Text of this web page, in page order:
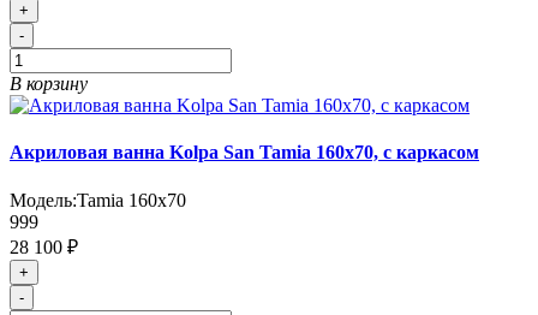
+
-
В корзину
Акриловая ванна Kolpa San Tamia 160x70, с каркасом
Модель:Tamia 160x70
999
28 100 ₽
+
-